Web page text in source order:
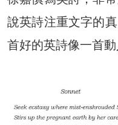
說英詩注重文字的
首好的英詩像一首動